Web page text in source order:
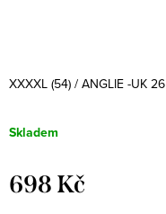
XXXXL (54) / ANGLIE -UK 26
Skladem
698 Kč